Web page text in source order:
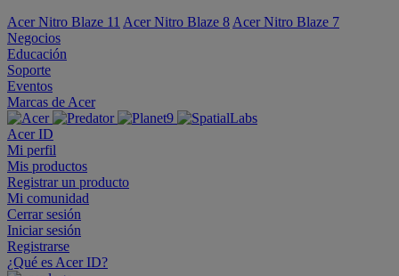
Acer Nitro Blaze 11 Acer Nitro Blaze 8 Acer Nitro Blaze 7
Negocios
Educación
Soporte
Eventos
Marcas de Acer
Acer ID
Mi perfil
Mis productos
Registrar un producto
Mi comunidad
Cerrar sesión
Iniciar sesión
Registrarse
¿Qué es Acer ID?